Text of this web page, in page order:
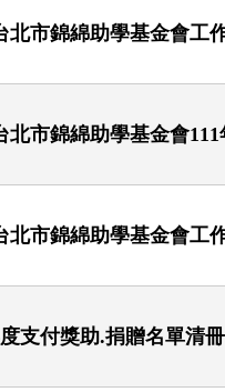
北市錦綿助學基金會工
北市錦綿助學基金會
北市錦綿助學基金會工
支付獎助.捐贈名單清